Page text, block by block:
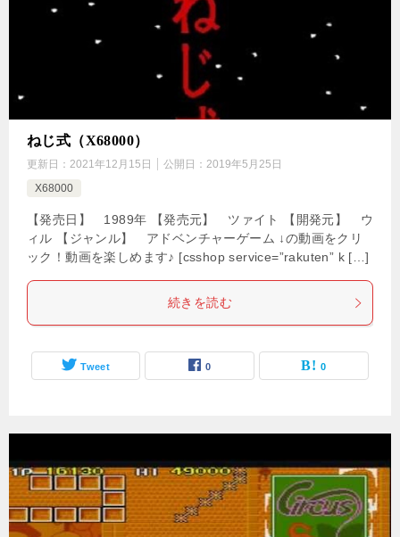
ねじ式（X68000）
更新日： 2021年12月15日 公開日： 2019年5月25日
X68000
【発売日】 1989年 【発売元】 ツァイト 【開発元】 ウ
ィル 【ジャンル】 アドベンチャーゲーム ↓の動画をクリ
ック！動画を楽しめます♪ [csshop service=”rakuten” k […]
続きを読む
Tweet 0 0